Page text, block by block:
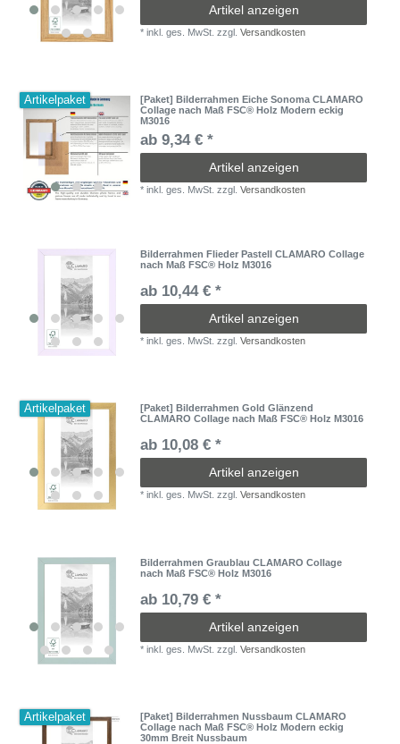
Artikel anzeigen
*inkl. ges. MwSt. zzgl.Versandkosten
Artikelpaket
[Paket] Bilderrahmen Eiche Sonoma CLAMARO
Collage nach Maß FSC® Holz Modern eckig
M3016
ab 9,34 € *
Artikel anzeigen
*inkl. ges. MwSt. zzgl.Versandkosten
Bilderrahmen Flieder Pastell CLAMARO Collage
nach Maß FSC® Holz M3016
ab 10,44 € *
Artikel anzeigen
*inkl. ges. MwSt. zzgl.Versandkosten
Artikelpaket
[Paket] Bilderrahmen Gold Glänzend
CLAMARO Collage nach Maß FSC® Holz M3016
ab 10,08 € *
Artikel anzeigen
*inkl. ges. MwSt. zzgl.Versandkosten
Bilderrahmen Graublau CLAMARO Collage
nach Maß FSC® Holz M3016
ab 10,79 € *
Artikel anzeigen
*inkl. ges. MwSt. zzgl.Versandkosten
Artikelpaket
[Paket] Bilderrahmen Nussbaum CLAMARO
Collage nach Maß FSC® Holz Modern eckig
30mm Breit Nussbaum